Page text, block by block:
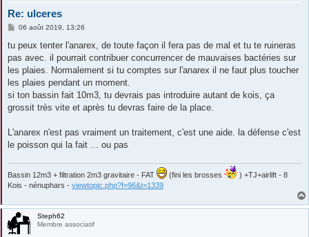
Re: ulceres
M
s
s
a
g
06 août 2019, 13:26
tu peux tenter l'anarex, de toute façon il fera pas de mal et tu te ruineras
pas avec. il pourrait contribuer concurrencer de mauvaises bactéries sur
les plaies. Normalement si tu comptes sur l'anarex il ne faut plus toucher
les plaies pendant un moment.
si ton bassin fait 10m3, tu devrais pas introduire autant de kois, ça
grossit très vite et après tu devras faire de la place.
L'anarex n'est pas vraiment un traitement, c'est une aide. la défense c'est
le poisson qui la fait ... ou pas
Bassin 12m3 + filtration 2m3 gravitaire - FAT (fini les brosses
) +TJ+airlift - 8
Kois - nénuphars - viewtopic.php?f=96&t=1339
Steph62
Membre associatif